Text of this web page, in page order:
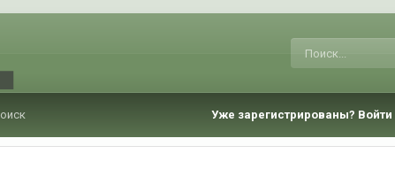
Уже зарегистрированы? Войти